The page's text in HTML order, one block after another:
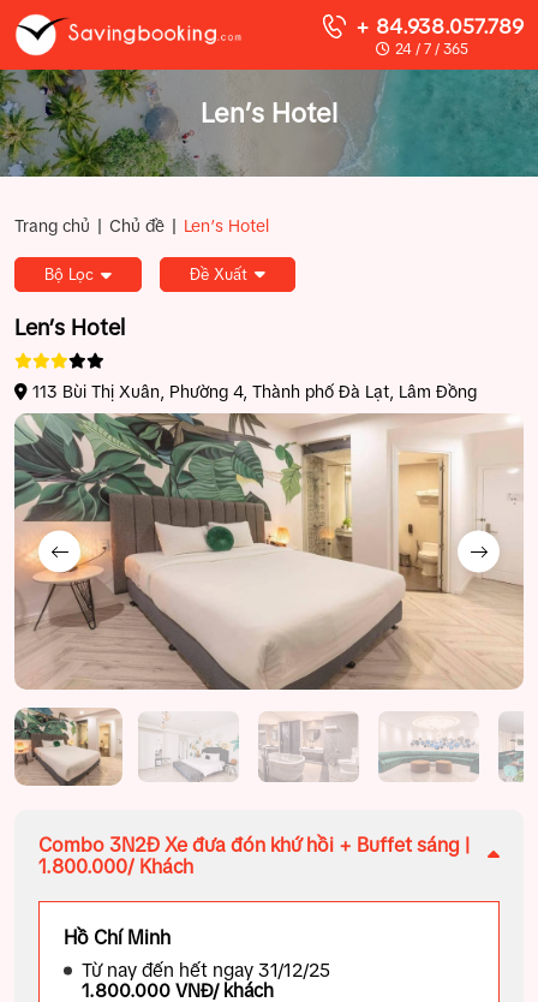
+ 84.938.057.789
24 / 7 / 365
Len’s Hotel
Trang chủ | Chủ đề | Len’s Hotel
Bộ Lọc Đề Xuất
Len’s Hotel
113 Bùi Thị Xuân, Phường 4, Thành phố Đà Lạt, Lâm Đồng
Combo 3N2Đ Xe đưa đón khứ hồi + Buffet sáng |
1.800.000/ Khách
Hồ Chí Minh
Từ nay đến hết ngay 31/12/25
1.800.000 VNĐ/ khách